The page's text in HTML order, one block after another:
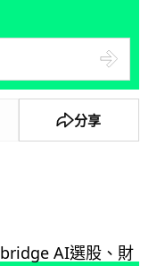
分享